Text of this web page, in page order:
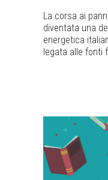
La corsa ai
diventata una
energetica
legata alle fonti